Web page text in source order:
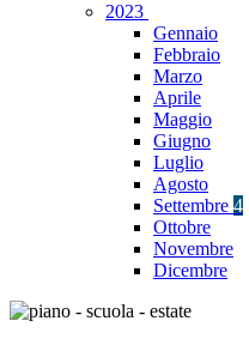
2023
Gennaio
Febbraio
Marzo
Aprile
Maggio
Giugno
Luglio
Agosto
Settembre 4
Ottobre
Novembre
Dicembre